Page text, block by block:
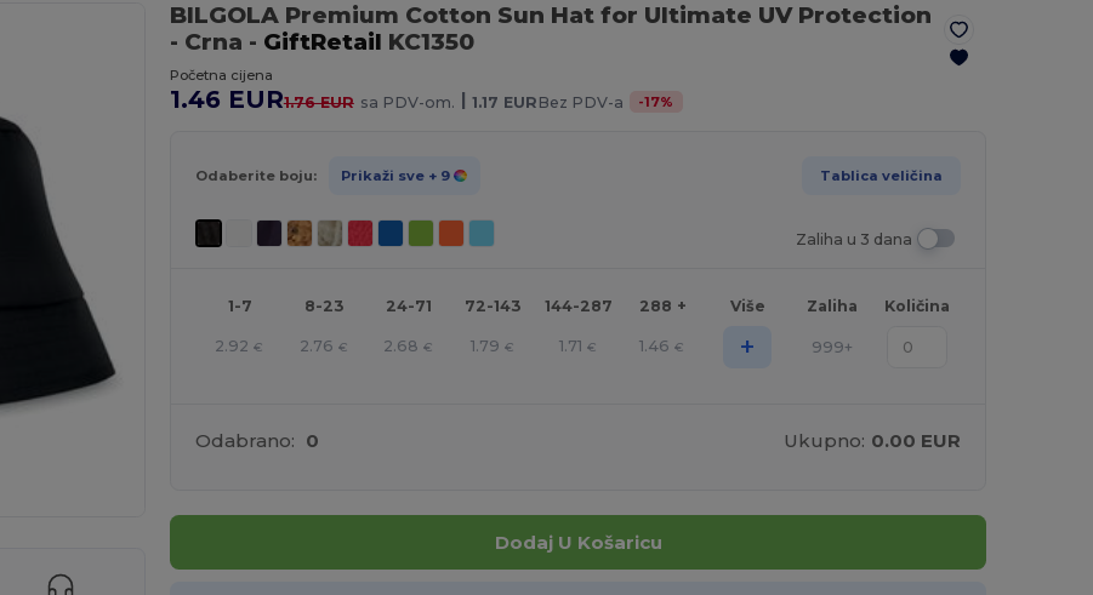
BILGOLA Premium Cotton Sun Hat for Ultimate UV Protection
- Crna - GiftRetail KC1350
Početna cijena
1.46 EUR1.76 EUR sa PDV-om. | 1.17 EUR Bez PDV-a -17%
Odaberite boju: Prikaži sve + 9 Tablica veličina
Zaliha u 3 dana
1-7 8-23 24-71 72-143 144-287 288 + Više Zaliha Količina
2.92 € 2.76 € 2.68 € 1.79 € 1.71 € 1.46 € + 999+
Odabrano: 0 Ukupno: 0.00 EUR
Dodaj U Košaricu